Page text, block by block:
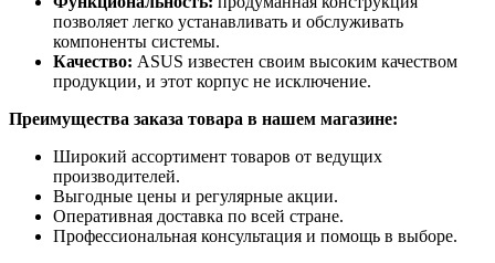
позволяет легко устанавливать и обслуживать
компоненты системы.
Качество: ASUS известен своим высоким качеством
продукции, и этот корпус не исключение.
Преимущества заказа товара в нашем магазине:
Широкий ассортимент товаров от ведущих
производителей.
Выгодные цены и регулярные акции.
Оперативная доставка по всей стране.
Профессиональная консультация и помощь в выборе.